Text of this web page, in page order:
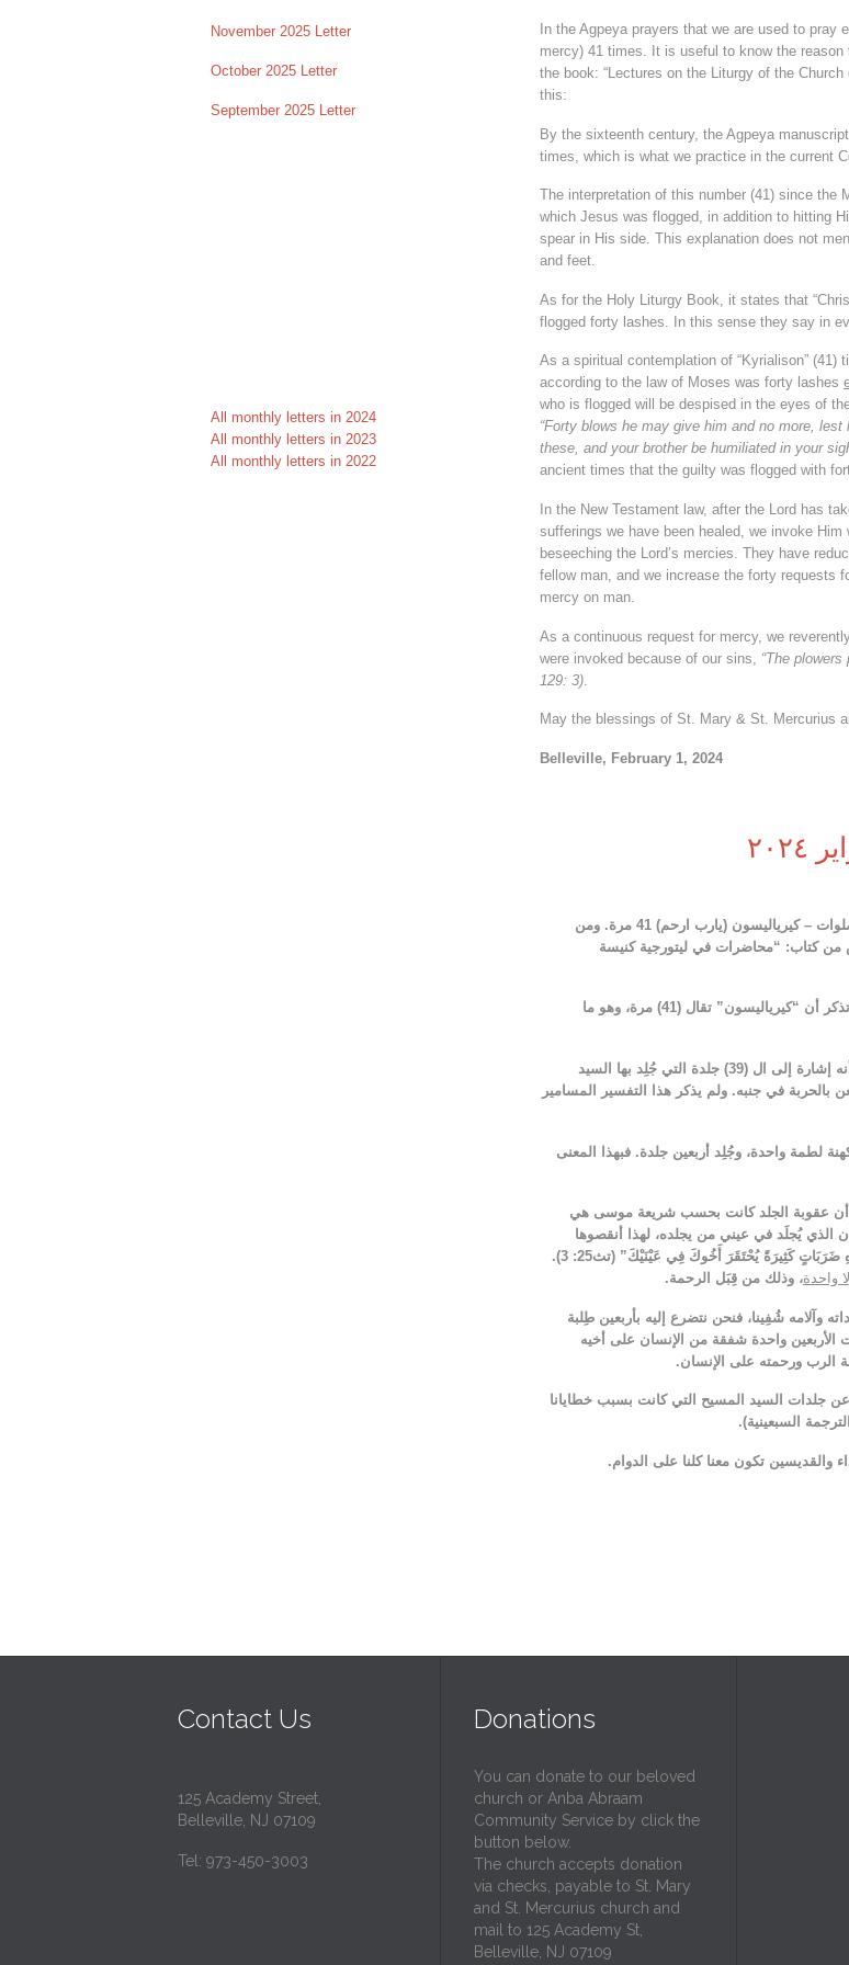
November 2025 Letter
October 2025 Letter
September 2025 Letter
All monthly letters in 2024
All monthly letters in 2023
All monthly letters in 2022
In the Agpeya prayers that we are used to
mercy) 41 times. It is useful to know the reason
the book: “Lectures on the Liturgy of the
this:
By the sixteenth century, the Agpeya
times, which is what we practice in the current
The interpretation of this number (41) since the
which Jesus was flogged, in addition to hitting
spear in His side. This explanation does not
and feet.
As for the Holy Liturgy Book, it states that
flogged forty lashes. In this sense they say in
As a spiritual contemplation of “Kyrialison” (41)
according to the law of Moses was forty lashes
who is flogged will be despised in the eyes of
“Forty blows he may give him and no more,
these, and your brother be humiliated in your
ancient times that the guilty was flogged with
In the New Testament law, after the Lord has
sufferings we have been healed, we invoke
beseeching the Lord’s mercies. They have
fellow man, and we increase the forty requests
mercy on man.
As a continuous request for mercy, we
were invoked because of our sins, “The
129: 3)
May the blessings of St. Mary & St. Mercurius
Belleville, February 1, 2024
في صلوات الأجبية، تعودنا أن نصلي في كل ساعة – من ضمن الصلوات – كيرياليسون (يارب ارحم) 41 مرة. ومن
من كتاب: “محاضرات في ليتورجية كنيسة
مع حلول القرن السادس عشر الميلادي بدأت مخطوطات الأجبية تذكر أن “كيرياليسون” تقال (41) مرة، وهو ما
أما التفسير الذي شاع عن هذا الرقم (41) منذ العصور الوسطى، أنه إشارة إلى ال (39) جلدة التي جُلِد بها السيد
في جنبه. ولم يذكر هذا التفسير المسامير
لطمة واحدة، وجُلِد أربعين جلدة. فبهذا المعنى
“كيرياليسون”، أن نتذكر أن عقوبة الجلد كانت بحسب شريعة موسى هي
الذي يُجلَد في عيني من يجلده، لهذا أنقصوها
واحدة إشفاقًا: “أَرْبَعِينَ يَجْلِدُهُ. لا يَزِدْ لِئَلا إِذَا زَادَ فِي جَلدِهِ عَلى هَذِهِ ضَرَبَاتٍ كَثِيرَةً يُحْتَقَرَ أَخُوكَ فِي عَيْنَيْكَ” (تث25: 3).
إلا واحدة، وذلك من قِبَل الرحمة.
وآلامه شُفِينا، فنحن نتضرع إليه بأربعين طِلبة
الأربعين واحدة شفقة من الإنسان على أخيه
الرب ورحمته على الإنسان.
جلدات السيد المسيح التي كانت بسبب خطايانا
والقديسين تكون معنا كلنا على الدوام.
Contact Us
125 Academy Street,
Belleville, NJ 07109
Tel: 973-450-3003
Donations
You can donate to our beloved
church or Anba Abraam
Community Service by click the
button below.
The church accepts donation
via checks, payable to St. Mary
and St. Mercurius church and
mail to 125 Academy St,
Belleville, NJ 07109